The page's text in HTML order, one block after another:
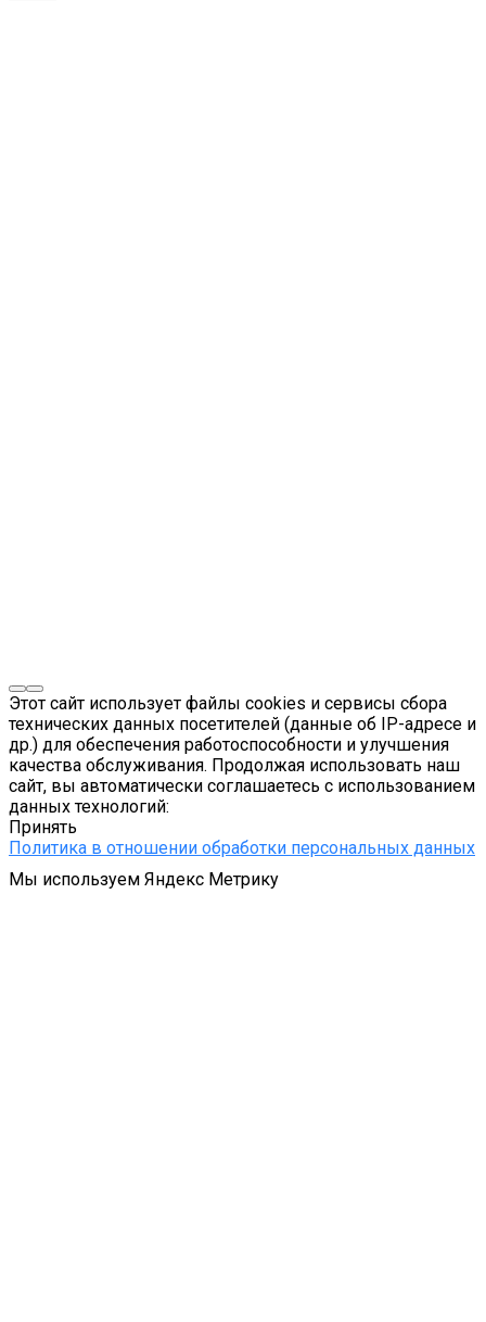
Этот сайт использует файлы cookies и сервисы сбора
технических данных посетителей (данные об IP-адресе и
др.) для обеспечения работоспособности и улучшения
качества обслуживания. Продолжая использовать наш
сайт, вы автоматически соглашаетесь с использованием
данных технологий:
Принять
Политика в отношении обработки персональных данных
Мы используем Яндекс Метрику